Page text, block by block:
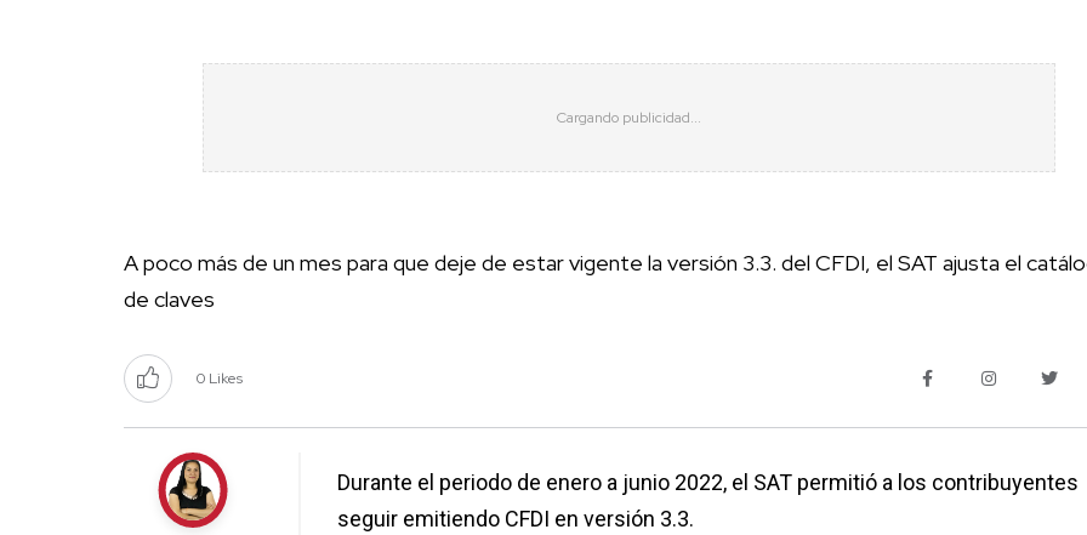
A poco más de un mes para que deje de estar vigente la versión 3.3. del CFDI, el SAT ajusta el
de claves
0 Likes
Durante el periodo de enero a junio 2022, el SAT permitió a los contribuyentes
seguir emitiendo CFDI en versión 3.3.